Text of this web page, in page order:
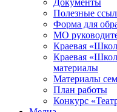
Документы
Полезные
Форма для
МО
Краевая
Краевая
материалы
Материалы
План работы
Конкурс